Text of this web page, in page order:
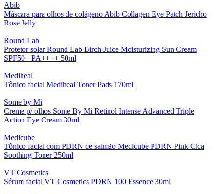
Abib
Máscara para olhos de colágeno Abib Collagen Eye Patch Jericho
Rose Jelly
Round Lab
Protetor solar Round Lab Birch Juice Moisturizing Sun Cream
SPF50+ PA++++ 50ml
Mediheal
Tônico facial Mediheal Toner Pads 170ml
Some by Mi
Creme p/ olhos Some By Mi Retinol Intense Advanced Triple
Action Eye Cream 30ml
Medicube
Tônico facial com PDRN de salmão Medicube PDRN Pink Cica
Soothing Toner 250ml
VT Cosmetics
Sérum facial VT Cosmetics PDRN 100 Essence 30ml